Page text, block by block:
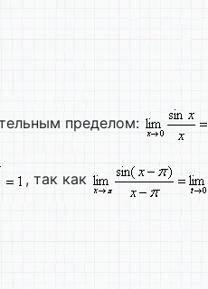
пределом:
, так как